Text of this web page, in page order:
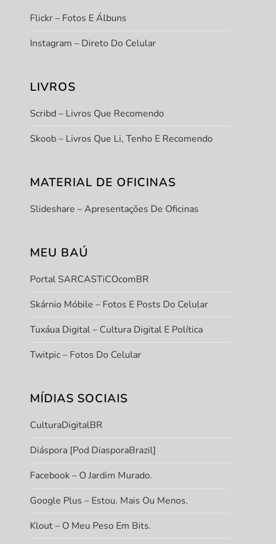
Flickr – Fotos E Álbuns
Instagram – Direto Do Celular
LIVROS
Scribd – Livros Que Recomendo
Skoob – Livros Que Li, Tenho E Recomendo
MATERIAL DE OFICINAS
Slideshare – Apresentações De Oficinas
MEU BAÚ
Portal SARCASTiCOcomBR
Skárnio Móbile – Fotos E Posts Do Celular
Tuxáua Digital – Cultura Digital E Política
Twitpic – Fotos Do Celular
MÍDIAS SOCIAIS
CulturaDigitalBR
Diáspora [Pod DiasporaBrazil]
Facebook – O Jardim Murado.
Google Plus – Estou. Mais Ou Menos.
Klout – O Meu Peso Em Bits.